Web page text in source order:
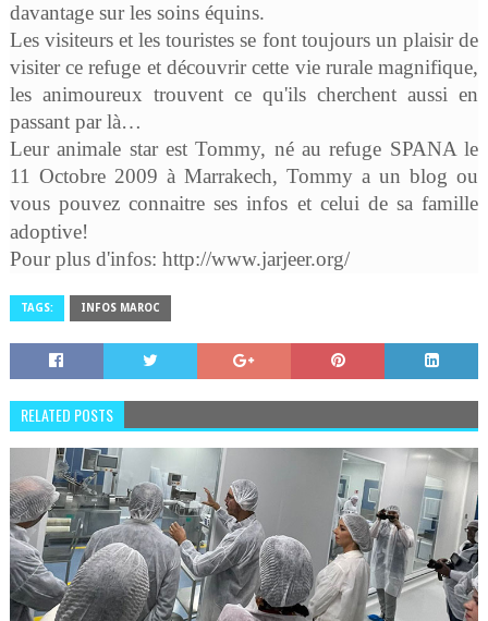
davantage sur les soins équins.
Les visiteurs et les touristes se font toujours un plaisir de
visiter ce refuge et découvrir cette vie rurale magnifique,
les animoureux trouvent ce qu'ils cherchent aussi en
passant par là…
Leur animale star est Tommy, né au refuge SPANA le
11 Octobre 2009 à Marrakech, Tommy a un blog ou
vous pouvez connaitre ses infos et celui de sa famille
adoptive!
Pour plus d'infos: http://www.jarjeer.org/
TAGS: INFOS MAROC
RELATED POSTS